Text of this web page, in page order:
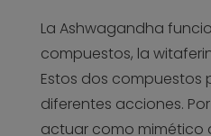
La Ashwagandha
compuestos, la
Estos dos compuestos
diferentes acciones.
actuar como mimético